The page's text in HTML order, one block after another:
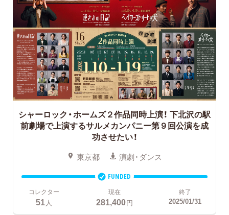
シャーロック・ホームズ２作品同時上演！ 下北沢の駅
前劇場で上演するサルメカンパニー第９回公演を成
功させたい！
東京都 演劇・ダンス
FUNDED
コレクター
51 人
現在
281,400円
終了
2025/01/31